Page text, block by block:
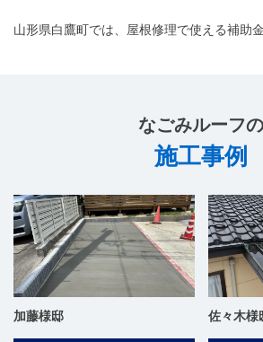
山形県白鷹町では、屋根修理で使える補助
なごみルーフの
施工事例
加藤様邸 佐々木様